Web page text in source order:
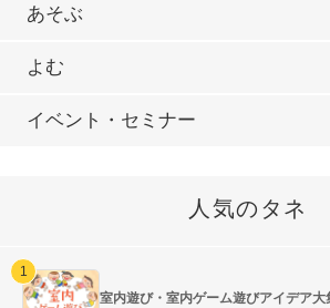
あそぶ
よむ
イベント・セミナー
人気のタネ
室内遊び・室内ゲーム遊びアイデア